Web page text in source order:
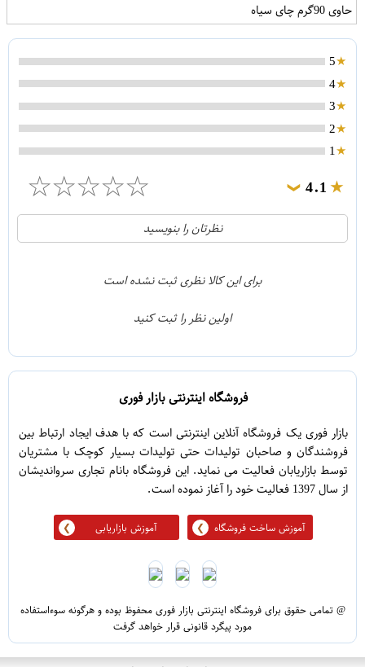
حاوی 90گرم چای سیاه
5
4
3
2
1
4.1
❯
☆
☆
☆
☆
☆
21
1
نظرتان را بنویسید
برای این کالا نظری ثبت نشده است
اولین نظر را ثبت کنید
فروشگاه اینترنتی بازار فوری
بازار فوری یک فروشگاه آنلاین اینترنتی است که با هدف ایجاد ارتباط بین
فروشندگان و صاحبان تولیدات حتی تولیدات بسیار کوچک با مشتریان
توسط بازاریابان فعالیت می نماید. این فروشگاه بانام تجاری سرواندیشان
از سال 1397 فعالیت خود را آغاز نموده است.
آموزش ساخت فروشگاه آموزش بازاریابی
@ تمامی حقوق برای فروشگاه اینترنتی بازار فوری محفوظ بوده و هرگونه سوءاستفاده
مورد پیگرد قانونی قرار خواهد گرفت